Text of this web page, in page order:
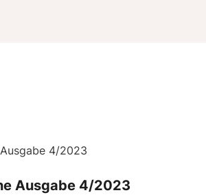
Ausgabe 4/2023